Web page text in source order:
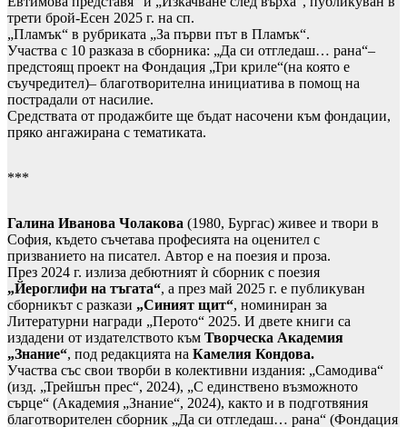
трети брой-Есен 2025 г. на сп.
„Пламък“ в рубриката „За първи път в Пламък“.
Участва с 10 разказа в сборника: „Да си отгледаш… рана“–
предстоящ проект на Фондация „Три криле“(на която е
съучредител)– благотворителна инициатива в помощ на
пострадали от насилие.
Средствата от продажбите ще бъдат насочени към фондации,
пряко ангажирана с тематиката.
***
Галина Иванова Чолакова (1980, Бургас) живее и твори в
София, където съчетава професията на оценител с
призванието на писател. Автор е на поезия и проза.
През 2024 г. излиза дебютният ѝ сборник с поезия
„Йероглифи на тъгата“, а през май 2025 г. е публикуван
сборникът с разкази „Синият щит“, номиниран за
Литературни награди „Перото“ 2025. И двете книги са
издадени от издателството към Творческа Академия
„Знание“, под редакцията на Камелия Кондова.
Участва със свои творби в колективни издания: „Самодива“
(изд. „Трейшън прес“, 2024), „С единствено възможното
сърце“ (Академия „Знание“, 2024), както и в подготвяния
благотворителен сборник „Да си отгледаш… рана“ (Фондация